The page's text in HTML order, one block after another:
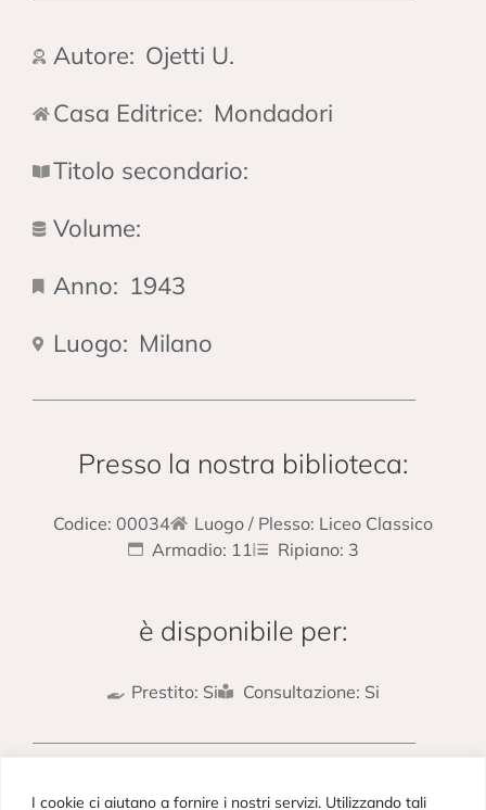
I cookie ci aiutano a fornire i nostri servizi. Utilizzando tali
Autore: Ojetti U.
Casa Editrice: Mondadori
Titolo secondario:
Volume:
Anno: 1943
Luogo: Milano
Presso la nostra biblioteca:
Codice: 00034
Luogo / Plesso: Liceo Classico
Armadio: 11
Ripiano: 3
è disponibile per:
Prestito: Si Consultazione: Si